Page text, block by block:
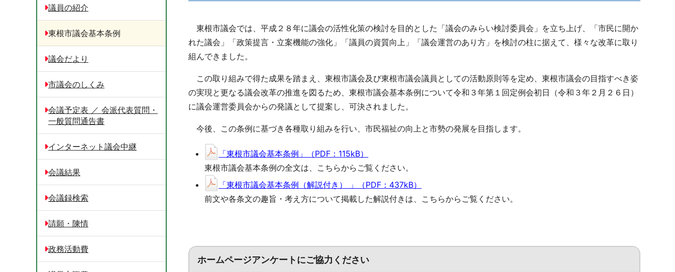
東根市議会では、平成２８年に議会の活性化策の検討を目的とした「議会のみらい検討委員会」を立ち上げ、「市民に開か
れた議会」「政策提言・立案機能の強化」「議員の資質向上」「議会運営のあり方」を検討の柱に据えて、様々な改革に取り
組んできました。
この取り組みで得た成果を踏まえ、東根市議会及び東根市議会議員としての活動原則等を定め、東根市議会の目指すべき姿
の実現と更なる議会改革の推進を図るため、東根市議会基本条例について令和３年第１回定例会初日（令和３年２月２６日）
に議会運営委員会からの発議として提案し、可決されました。
今後、この条例に基づき各種取り組みを行い、市民福祉の向上と市勢の発展を目指します。
「東根市議会基本条例」（PDF：115kB）
東根市議会基本条例の全文は、こちらからご覧ください。
「東根市議会基本条例（解説付き） 」（PDF：437kB）
前文や各条文の趣旨・考え方について掲載した解説付きは、こちらからご覧ください。
ホームページアンケートにご協力ください
議員の紹介
東根市議会基本条例
議会だより
市議会のしくみ
会議予定表 ／ 会派代表質問・
一般質問通告書
インターネット議会中継
会議結果
会議録検索
請願・陳情
政務活動費